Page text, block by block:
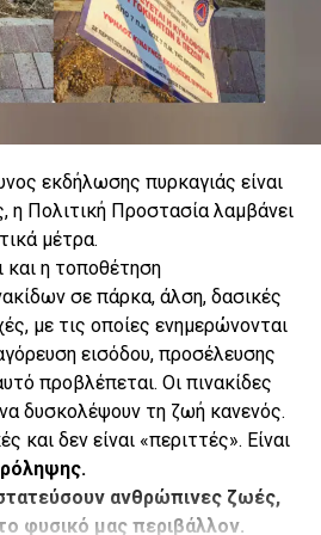
περίπου 73 μέτρων, ενώ η
εκδήλωσης πυρκαγιάς είναι
η Πολιτική Προστασία λαμβάνει
μέτρα.
και η τοποθέτηση
σε πάρκα, άλση, δασικές
με τις οποίες ενημερώνονται
εισόδου, προσέλευσης
προβλέπεται. Οι πινακίδες
δυσκολέψουν τη ζωή κανενός.
και δεν είναι «περιττές». Είναι
ανθρώπινες ζωές,
φυσικό μας περιβάλλον.